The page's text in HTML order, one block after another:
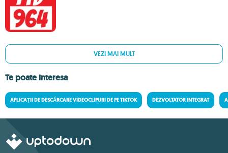
VEZI MAI MULT
Te poate interesa
APLICAȚII DE DESCĂRCARE VIDEOCLIPURI DE PE TIKTOK DEZVOLTATOR INTEGRAT